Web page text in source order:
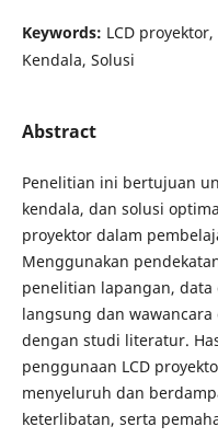
Keywords: LCD
Kendala, Solusi
Abstract
Penelitian ini bertujuan
kendala, dan solusi
proyektor dalam
Menggunakan
penelitian lapangan,
langsung dan
dengan studi literatur.
penggunaan LCD
menyeluruh dan
keterlibatan, serta